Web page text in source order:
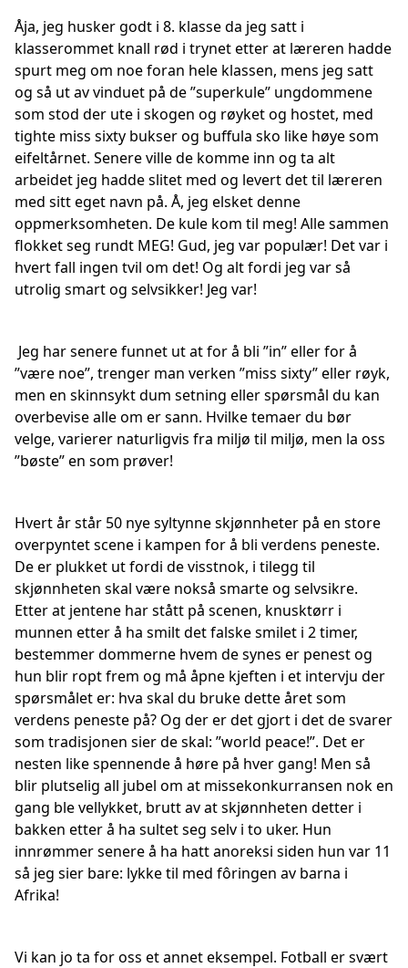
Åja, jeg husker godt i 8. klasse da jeg satt i
klasserommet knall rød i trynet etter at læreren hadde
spurt meg om noe foran hele klassen, mens jeg satt
og så ut av vinduet på de ”superkule” ungdommene
som stod der ute i skogen og røyket og hostet, med
tighte miss sixty bukser og buffula sko like høye som
eifeltårnet. Senere ville de komme inn og ta alt
arbeidet jeg hadde slitet med og levert det til læreren
med sitt eget navn på. Å, jeg elsket denne
oppmerksomheten. De kule kom til meg! Alle sammen
flokket seg rundt MEG! Gud, jeg var populær! Det var i
hvert fall ingen tvil om det! Og alt fordi jeg var så
utrolig smart og selvsikker! Jeg var!
Jeg har senere funnet ut at for å bli ”in” eller for å
”være noe”, trenger man verken ”miss sixty” eller røyk,
men en skinnsykt dum setning eller spørsmål du kan
overbevise alle om er sann. Hvilke temaer du bør
velge, varierer naturligvis fra miljø til miljø, men la oss
”bøste” en som prøver!
Hvert år står 50 nye syltynne skjønnheter på en store
overpyntet scene i kampen for å bli verdens peneste.
De er plukket ut fordi de visstnok, i tilegg til
skjønnheten skal være nokså smarte og selvsikre.
Etter at jentene har stått på scenen, knusktørr i
munnen etter å ha smilt det falske smilet i 2 timer,
bestemmer dommerne hvem de synes er penest og
hun blir ropt frem og må åpne kjeften i et intervju der
spørsmålet er: hva skal du bruke dette året som
verdens peneste på? Og der er det gjort i det de svarer
som tradisjonen sier de skal: ”world peace!”. Det er
nesten like spennende å høre på hver gang! Men så
blir plutselig all jubel om at missekonkurransen nok en
gang ble vellykket, brutt av at skjønnheten detter i
bakken etter å ha sultet seg selv i to uker. Hun
innrømmer senere å ha hatt anoreksi siden hun var 11
så jeg sier bare: lykke til med fôringen av barna i
Afrika!
Vi kan jo ta for oss et annet eksempel. Fotball er svært